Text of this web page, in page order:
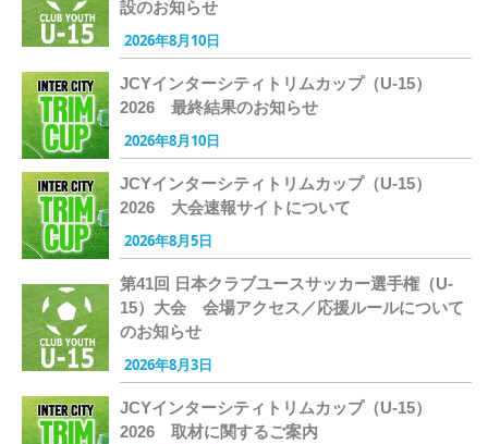
設のお知らせ
2026年8月10日
JCYインターシティトリムカップ（U-15）
2026 最終結果のお知らせ
2026年8月10日
JCYインターシティトリムカップ（U-15）
2026 大会速報サイトについて
2026年8月5日
第41回 日本クラブユースサッカー選手権（U-
15）大会 会場アクセス／応援ルールについて
のお知らせ
2026年8月3日
JCYインターシティトリムカップ（U-15）
2026 取材に関するご案内